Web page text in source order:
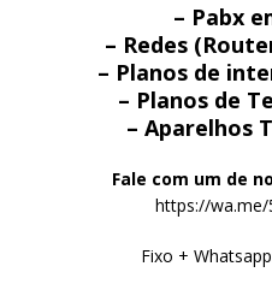
– Pabx
– Redes
– Planos de
– Planos de
– Aparelhos
Fale com um de
https://wa.me/
Fixo +